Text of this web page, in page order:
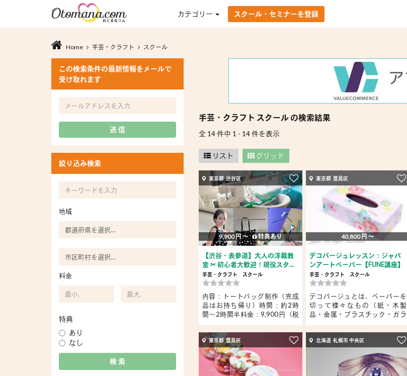
カテゴリー スクール・セミナーを登録
Home 手芸・クラフト スクール
この検索条件の最新情報をメールで
受け取れます
送 信
絞り込み検索
地域
料金
特典
あり
なし
検 索
手芸・クラフト スクール の検索結果
全 14 件中 1 - 14 件を表示
リスト グリッド
東京都 渋谷区
9,900 円 〜 特典あり
【渋谷・表参道】大人の洋裁教
室 ✂︎ 初心者大歓迎！現役スタ...
手芸・クラフト スクール
内容：トートバッグ制作（完成
品はお持ち帰り）時間：約2時
間〜2時間半料金：9,900円（税
東京都 豊島区
40,800 円 〜
デコパージュレッスン：ジャパ
ンアートペーパー【FUNE講座】
手芸・クラフト スクール
デコパージュとは、ペーパーを
切って様々なもの（紙・木製
品・金属・プラスチック・ガラ
東京都 豊島区 北海道 札幌市 中央区